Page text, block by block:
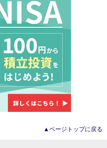
▲ページトップに戻る